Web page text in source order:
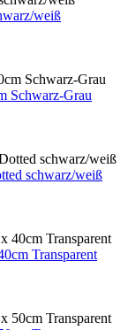
weiß
Schwarz-Grau
schwarz/weiß
Transparent